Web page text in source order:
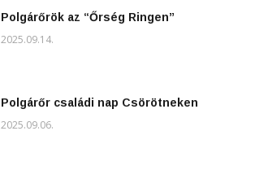
Polgárőrök az “Őrség Ringen”
2025.09.14.
Polgárőr családi nap Csörötneken
2025.09.06.